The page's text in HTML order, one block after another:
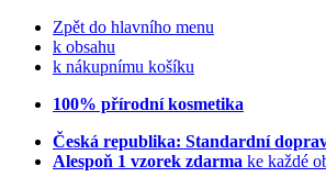
Zpět do hlavního menu
k obsahu
k nákupnímu košíku
100% přírodní kosmetika
Česká republika: Standardní
Alespoň 1 vzorek zdarma ke každé